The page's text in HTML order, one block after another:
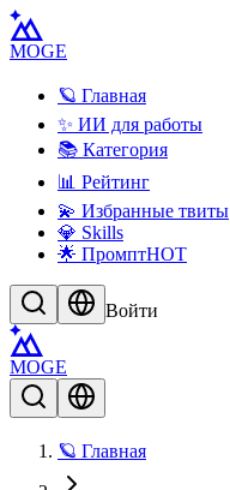
MOGE
🪐 Главная
✨ ИИ для работы
📚 Категория
📊 Рейтинг
💫 Избранные твиты
💎 Skills
🌟 ПромптHOT
Войти
MOGE
🪐 Главная